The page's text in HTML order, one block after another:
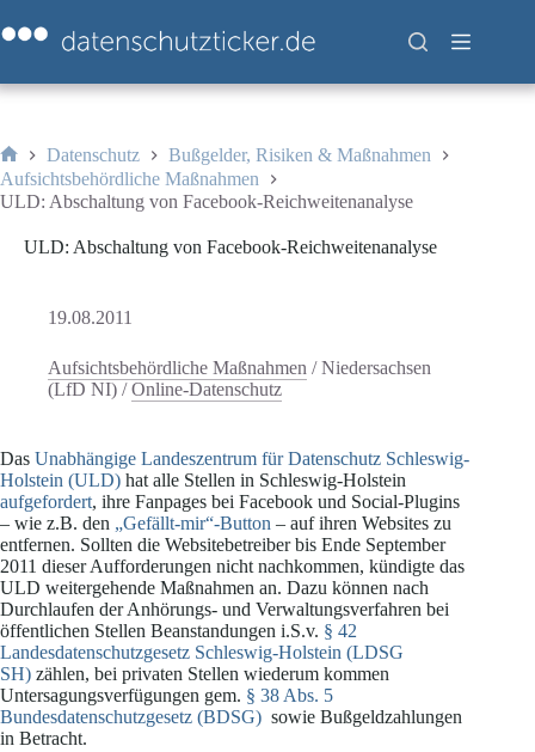
Inhalt
springen
Start
Datenschutz
Bußgelder, Risiken & Maßnahmen
Aufsichtsbehördliche Maßnahmen
ULD: Abschaltung von Facebook-Reichweitenanalyse
ULD: Abschaltung von Facebook-Reichweitenanalyse
19.08.2011
Aufsichtsbehördliche Maßnahmen /Niedersachsen
(LfD NI) /Online-Datenschutz
Das Unabhängige Landeszentrum für Datenschutz Schleswig-
Holstein (ULD) hat alle Stellen in Schleswig-Holstein
aufgefordert, ihre Fanpages bei Facebook und Social-Plugins
– wie z.B. den „Gefällt-mir“-Button – auf ihren Websites zu
entfernen. Sollten die Websitebetreiber bis Ende September
2011 dieser Aufforderungen nicht nachkommen, kündigte das
ULD weitergehende Maßnahmen an. Dazu können nach
Durchlaufen der Anhörungs- und Verwaltungsverfahren bei
öffentlichen Stellen Beanstandungen i.S.v. § 42
Landesdatenschutzgesetz Schleswig-Holstein (LDSG
SH) zählen, bei privaten Stellen wiederum kommen
Untersagungsverfügungen gem. § 38 Abs. 5
Bundesdatenschutzgesetz (BDSG) sowie Bußgeldzahlungen
in Betracht.